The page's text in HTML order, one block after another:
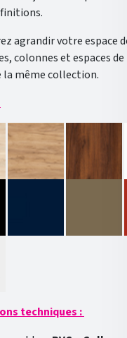
agrandir votre espace
colonnes et espaces
la même collection.
techniques :